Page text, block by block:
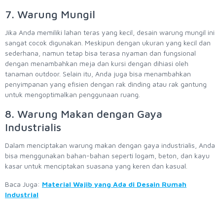
7. Warung Mungil
Jika Anda memiliki lahan teras yang kecil, desain warung mungil ini
sangat cocok digunakan. Meskipun dengan ukuran yang kecil dan
sederhana, namun tetap bisa terasa nyaman dan fungsional
dengan menambahkan meja dan kursi dengan dihiasi oleh
tanaman outdoor. Selain itu, Anda juga bisa menambahkan
penyimpanan yang efisien dengan rak dinding atau rak gantung
untuk mengoptimalkan penggunaan ruang.
8. Warung Makan dengan Gaya
Industrialis
Dalam menciptakan warung makan dengan gaya industrialis, Anda
bisa menggunakan bahan-bahan seperti logam, beton, dan kayu
kasar untuk menciptakan suasana yang keren dan kasual.
Baca Juga: Material Wajib yang Ada di Desain Rumah
Industrial